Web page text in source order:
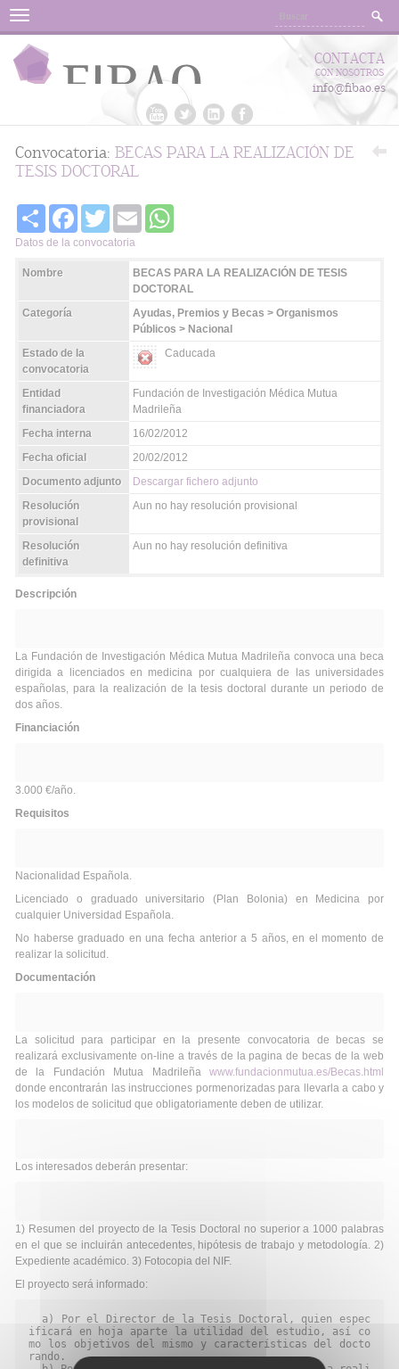
Menu
CONTACTA
CON NOSOTROS
info@fibao.es
Convocatoria: BECAS PARA LA REALIZACIÓN DE
TESIS DOCTORAL
Share FacebookTwitter Email
Datos de la convocatoria
Nombre
BECAS PARA LA REALIZACIÓN DE TESIS
DOCTORAL
Categoría
Ayudas, Premios y Becas > Organismos
Públicos > Nacional
Estado de la
convocatoria
Caducada
Entidad
financiadora
Fundación de Investigación Médica Mutua
Madrileña
Fecha interna
16/02/2012
Fecha oficial
20/02/2012
Documento adjunto
Descargar fichero adjunto
Resolución
provisional
Aun no hay resolución provisional
Resolución
definitiva
Aun no hay resolución definitiva
Descripción
La Fundación de Investigación Médica Mutua Madrileña convoca una beca
dirigida a licenciados en medicina por cualquiera de las universidades
españolas, para la realización de la tesis doctoral durante un periodo de
dos años.
Financiación
3.000 €/año.
Requisitos
Nacionalidad Española.
Licenciado o graduado universitario (Plan Bolonia) en Medicina por
cualquier Universidad Española.
No haberse graduado en una fecha anterior a 5 años, en el momento de
realizar la solicitud.
Documentación
La solicitud para participar en la presente convocatoria de becas se
realizará exclusivamente on-line a través de la pagina de becas de la web
de la Fundación Mutua Madrileña www.fundacionmutua.es/Becas.html
donde encontrarán las instrucciones pormenorizadas para llevarla a cabo y
los modelos de solicitud que obligatoriamente deben de utilizar.
Los interesados deberán presentar:
1) Resumen del proyecto de la Tesis Doctoral no superior a 1000 palabras
en el que se incluirán antecedentes, hipótesis de trabajo y metodología. 2)
Expediente académico. 3) Fotocopia del NIF.
El proyecto será informado:
ificará en hoja aparte la utilidad del estudio, así co
mo los objetivos del mismo y características del docto
rando.